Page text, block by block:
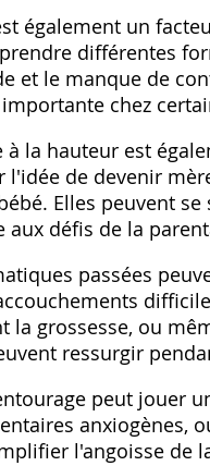
également un
différentes
et le manque de
chez
à la hauteur est
l'idée de devenir
Elles peuvent
aux défis de la
passées
la grossesse, ou
ressurgir
peut jouer
anxiogènes,
l'angoisse de